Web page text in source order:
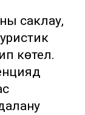
саклау,
көтелә.